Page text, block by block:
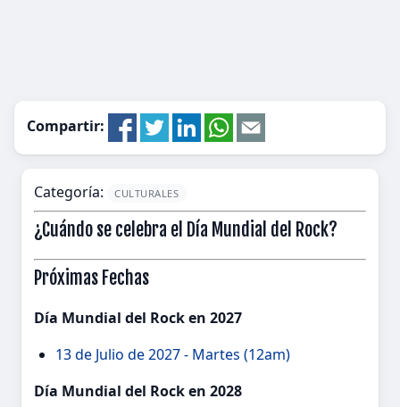
Compartir:
Categoría: CULTURALES
¿Cuándo se celebra el Día Mundial del Rock?
Próximas Fechas
Día Mundial del Rock en 2027
13 de Julio de 2027 - Martes (12am)
Día Mundial del Rock en 2028